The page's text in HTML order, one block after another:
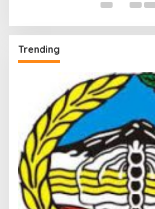
Trending